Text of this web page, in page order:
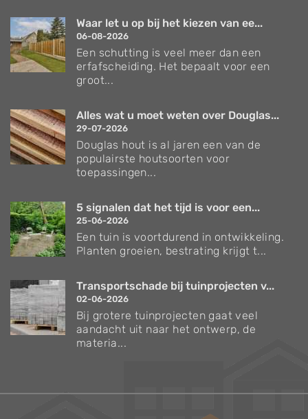
Waar let u op bij het kiezen van ee...
06-08-2026
Een schutting is veel meer dan een
erfafscheiding. Het bepaalt voor een
groot...
Alles wat u moet weten over Douglas...
29-07-2026
Douglas hout is al jaren een van de
populairste houtsoorten voor
toepassingen...
5 signalen dat het tijd is voor een...
25-06-2026
Een tuin is voortdurend in ontwikkeling.
Planten groeien, bestrating krijgt t...
Transportschade bij tuinprojecten v...
02-06-2026
Bij grotere tuinprojecten gaat veel
aandacht uit naar het ontwerp, de
materia...
Verzorgingstips voor bomen en planten